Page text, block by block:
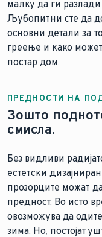
малку да ги
Љубопитни сте да
основни детали за
греење и како
постар дом.
ПРЕДНОСТИ НА
Зошто
смисла.
Без видливи
естетски
прозорците можат
предност. Во исто
овозможува да
зима. Но, постојат